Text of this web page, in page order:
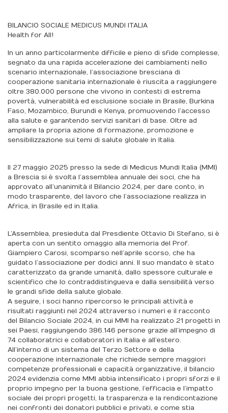
BILANCIO SOCIALE MEDICUS MUNDI ITALIA
Health for All!
In un anno particolarmente difficile e pieno di sfide complesse,
segnato da una rapida accelerazione dei cambiamenti nello
scenario internazionale, l’associazione bresciana di
cooperazione sanitaria internazionale è riuscita a raggiungere
oltre 380.000 persone che vivono in contesti di estrema
povertà, vulnerabilità ed esclusione sociale in Brasile, Burkina
Faso, Mozambico, Burundi e Kenya, promuovendo l’accesso
alla salute e garantendo servizi sanitari di base. Oltre ad
ampliare la propria azione di formazione, promozione e
sensibilizzazione sui temi di salute globale in Italia.
Il 27 maggio 2025 presso la sede di Medicus Mundi Italia (MMI)
a Brescia si è svolta l’assemblea annuale dei soci, che ha
approvato all’unanimità il Bilancio 2024, per dare conto, in
modo trasparente, del lavoro che l’associazione realizza in
Africa, in Brasile ed in Italia.
L’Assemblea, presieduta dal Presdiente Ottavio Di Stefano, si è
aperta con un sentito omaggio alla memoria del Prof.
Giampiero Carosi, scomparso nell’aprile scorso, che ha
guidato l’associazione per dodici anni. Il suo mandato è stato
caratterizzato da grande umanità, dallo spessore culturale e
scientifico che lo contraddistingueva e dalla sensibilità verso
le grandi sfide della salute globale.
A seguire, i soci hanno ripercorso le principali attività e
risultati raggiunti nel 2024 attraverso i numeri e il racconto
del Bilancio Sociale 2024, in cui MMI ha realizzato 21 progetti in
sei Paesi, raggiungendo 386.146 persone grazie all’impegno di
74 collaboratrici e collaboratori in Italia e all’estero.
All’interno di un sistema del Terzo Settore e della
cooperazione internazionale che richiede sempre maggiori
competenze professionali e capacità organizzative, il bilancio
2024 evidenzia come MMI abbia intensificato i propri sforzi e il
proprio impegno per la buona gestione, l’efficacia e l’impatto
sociale dei propri progetti, la trasparenza e la rendicontazione
nei confronti dei donatori pubblici e privati, e come stia